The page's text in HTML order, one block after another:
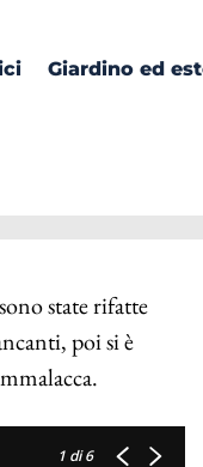
Giardino ed
state rifatte
poi si è
1di 6